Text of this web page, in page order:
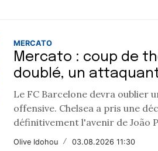
MERCATO
Mercato : coup de
doublé, un
Le FC Barcelone devra oublier
offensive. Chelsea a pris une
définitivement l'avenir de João
Olive Idohou / 03.08.2026 11:30